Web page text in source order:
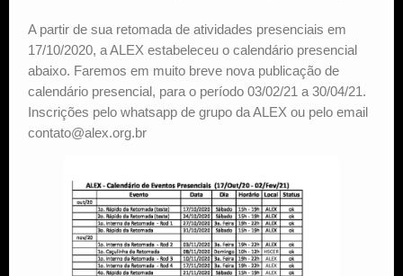
A partir de sua retomada de atividades presenciais em
17/10/2020, a ALEX estabeleceu o calendário presencial
abaixo. Faremos em muito breve nova publicação de
calendário presencial, para o período 03/02/21 a 30/04/21.
Inscrições pelo whatsapp de grupo da ALEX ou pelo email
contato@alex.org.br